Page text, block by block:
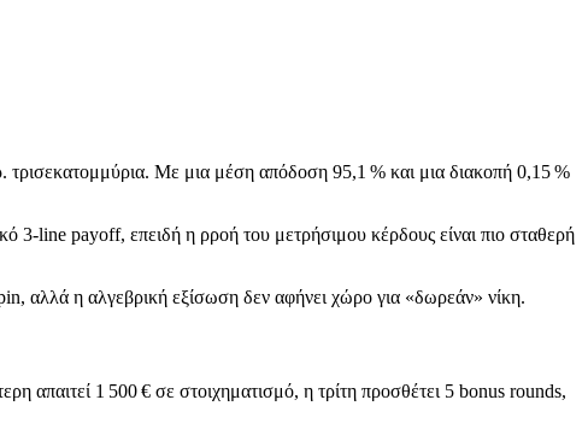
τρισεκατομμύρια. Με μια μέση απόδοση 95,1 % και μια διακοπή 0,15 %
3‑line payoff, επειδή η ρροή του μετρήσιμου κέρδους είναι πιο σταθερή
αλλά η αλγεβρική εξίσωση δεν αφήνει χώρο για «δωρεάν» νίκη.
απαιτεί 1 500 € σε στοιχηματισμό, η τρίτη προσθέτει 5 bonus rounds,